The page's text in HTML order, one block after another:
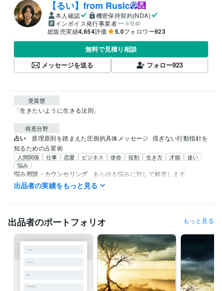
【るい】from Rusic
本人確認
機密保持契約(NDA)
インボイス発行事業者
未登録
総販売実績4,654評価 5.0フォロワー923
無料で見積り相談
メッセージを送る
フォロー923
受賞歴
「生きたいように生きる法則」
得意分野
占い 原理原則を踏まえた圧倒的具体メッセージ 揺ぎない行動指針を
知るための占星術
人間関係 仕事 恋愛 ビジネス 使命 役割 生き方 才能
迷い
悩み
悩み相談・カウンセリング あらゆる悩みに対して解答します。
心 家庭 ビジネス 仕事 恋愛
メンタル
出品者の実績をもっと見る
出品者のポートフォリオ もっと見る